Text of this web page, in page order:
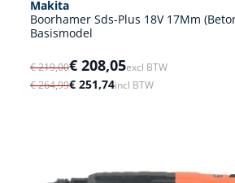
Makita
Boorhamer Sds-Plus 18V 17Mm
Basismodel
€ 219,00€ 208,05excl BTW
€ 264,99€ 251,74incl BTW